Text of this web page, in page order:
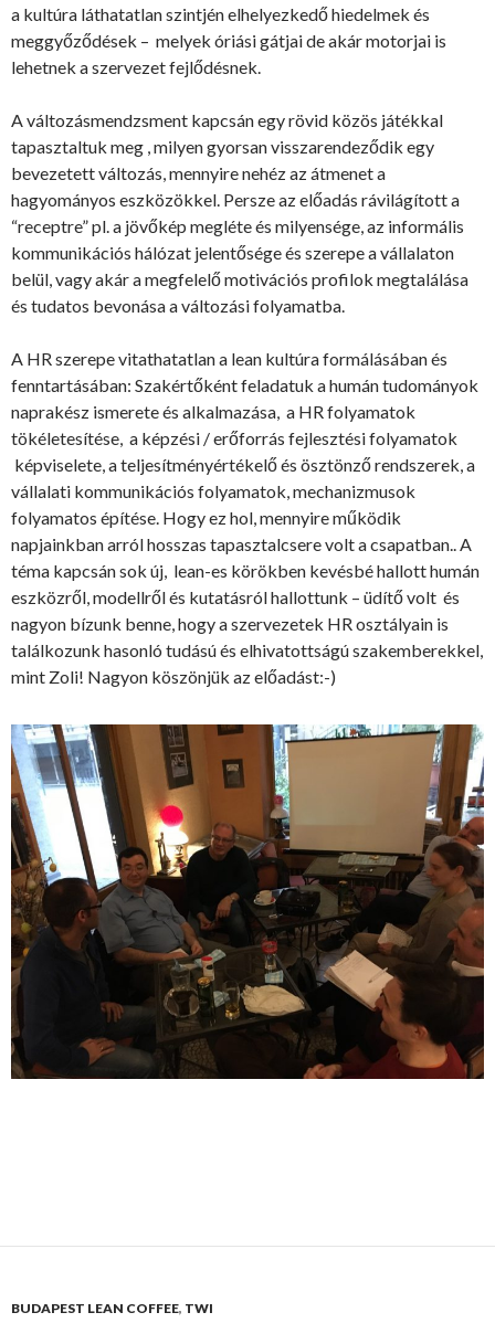
a kultúra láthatatlan szintjén elhelyezkedő hiedelmek és
meggyőződések – melyek óriási gátjai de akár motorjai is
lehetnek a szervezet fejlődésnek.
A változásmendzsment kapcsán egy rövid közös játékkal
tapasztaltuk meg , milyen gyorsan visszarendeződik egy
bevezetett változás, mennyire nehéz az átmenet a
hagyományos eszközökkel. Persze az előadás rávilágított a
“receptre” pl. a jövőkép megléte és milyensége, az informális
kommunikációs hálózat jelentősége és szerepe a vállalaton
belül, vagy akár a megfelelő motivációs profilok megtalálása
és tudatos bevonása a változási folyamatba.
A HR szerepe vitathatatlan a lean kultúra formálásában és
fenntartásában: Szakértőként feladatuk a humán tudományok
naprakész ismerete és alkalmazása, a HR folyamatok
tökéletesítése, a képzési / erőforrás fejlesztési folyamatok
képviselete, a teljesítményértékelő és ösztönző rendszerek, a
vállalati kommunikációs folyamatok, mechanizmusok
folyamatos építése. Hogy ez hol, mennyire működik
napjainkban arról hosszas tapasztalcsere volt a csapatban.. A
téma kapcsán sok új, lean-es körökben kevésbé hallott humán
eszközről, modellről és kutatásról hallottunk – üdítő volt és
nagyon bízunk benne, hogy a szervezetek HR osztályain is
találkozunk hasonló tudású és elhivatottságú szakemberekkel,
mint Zoli! Nagyon köszönjük az előadást:-)
BUDAPEST LEAN COFFEE, TWI